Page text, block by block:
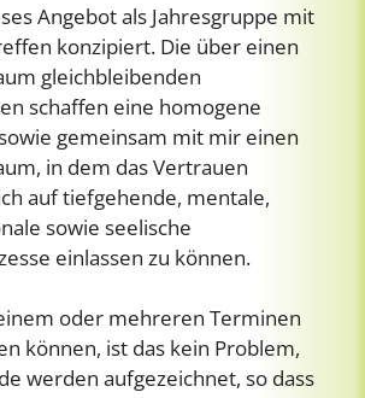
Angebot als Jahresgruppe mit
konzipiert. Die über einen
gleichbleibenden
schaffen eine homogene
gemeinsam mit mir einen
in dem das Vertrauen
auf tiefgehende, mentale,
sowie seelische
einlassen zu können.
oder mehreren Terminen
können, ist das kein Problem,
werden aufgezeichnet, so dass